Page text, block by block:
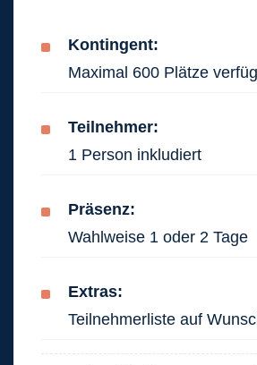
Kontingent:
Maximal 600 Plätze
Teilnehmer:
1 Person inkludiert
Präsenz:
Wahlweise 1 oder 2 Tage
Extras:
Teilnehmerliste auf